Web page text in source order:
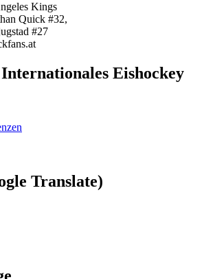
Kings
Quick #32,
#27
Eishockey
Translate)